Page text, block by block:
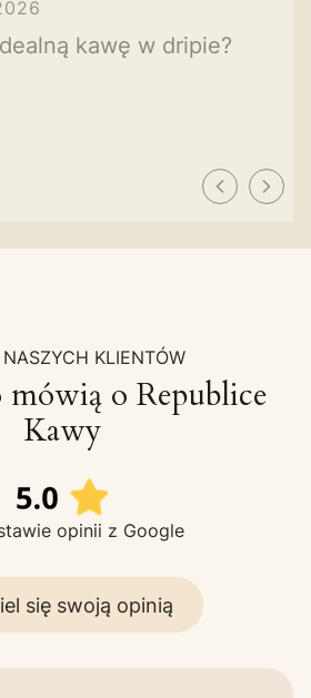
kawę w dripie?
NASZYCH KLIENTÓW
mówią o Republice
Kawy
opinii z Google
się swoją opinią